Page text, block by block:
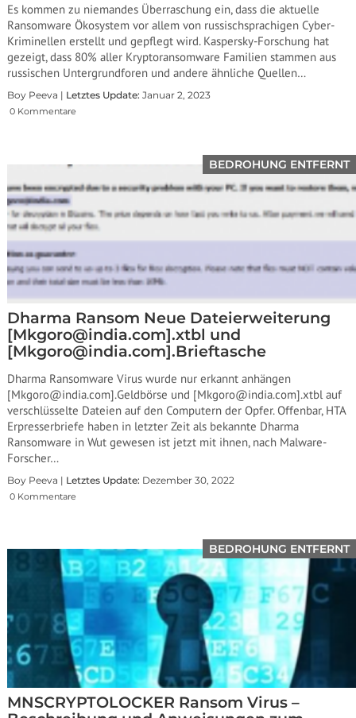
Es kommen zu niemandes Überraschung ein, dass die aktuelle
Ransomware Ökosystem vor allem von russischsprachigen Cyber-
Kriminellen erstellt und gepflegt wird. Kaspersky-Forschung hat
gezeigt, dass 80% aller Kryptoransomware Familien stammen aus
russischen Untergrundforen und andere ähnliche Quellen…
Boy Peeva | Letztes Update: Januar 2, 2023
0 Kommentare
BEDROHUNG ENTFERNT
Dharma Ransom Neue Dateierweiterung
[Mkgoro@india.com].xtbl und
[Mkgoro@india.com].Brieftasche
Dharma Ransomware Virus wurde nur erkannt anhängen
[Mkgoro@india.com].Geldbörse und [Mkgoro@india.com].xtbl auf
verschlüsselte Dateien auf den Computern der Opfer. Offenbar, HTA
Erpresserbriefe haben in letzter Zeit als bekannte Dharma
Ransomware in Wut gewesen ist jetzt mit ihnen, nach Malware-
Forscher…
Boy Peeva | Letztes Update: Dezember 30, 2022
0 Kommentare
BEDROHUNG ENTFERNT
MNSCRYPTOLOCKER Ransom Virus –